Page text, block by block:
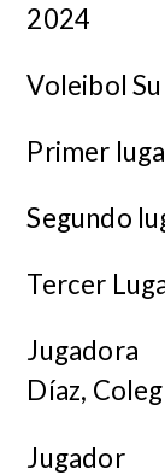
2024
Voleibol
Primer
Segundo
Tercer
Díaz,